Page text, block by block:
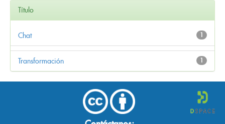
Título
1
Chat
1
Transformación